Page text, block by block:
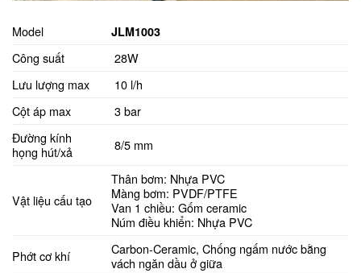
Model JLM1003
Công suất
28W
Lưu lượng max
10 l/h
Cột áp max
3 bar
Đường kính
họng hút/xả
8/5 mm
Vật liệu cấu tạo
Thân bơm: Nhựa PVC
Màng bơm: PVDF/PTFE
Van 1 chiều: Gốm ceramic
Núm điều khiển: Nhựa PVC
Phớt cơ khí
Carbon-Ceramic, Chống ngấm nước bằng
vách ngăn dầu ở giữa